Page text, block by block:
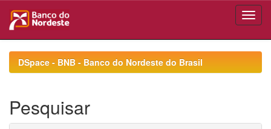
navigationDSpace - BNB - Banco do Nordeste do Brasil
Pesquisar